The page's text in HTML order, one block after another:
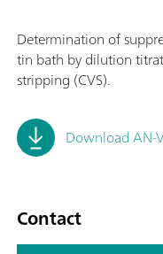
Determination of
tin bath by dilution
stripping (CVS).
Download AN-
Contact